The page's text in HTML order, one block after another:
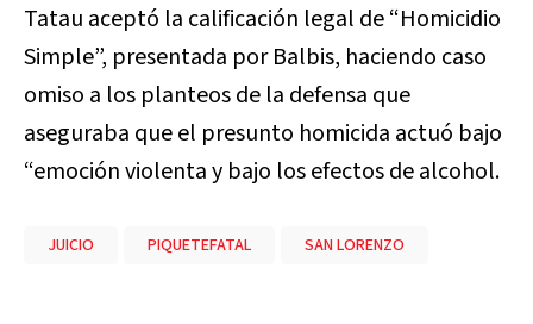
Tatau aceptó la calificación legal de “Homicidio
Simple”, presentada por Balbis, haciendo caso
omiso a los planteos de la defensa que
aseguraba que el presunto homicida actuó bajo
“emoción violenta y bajo los efectos de alcohol.
JUICIO PIQUETEFATAL SAN LORENZO